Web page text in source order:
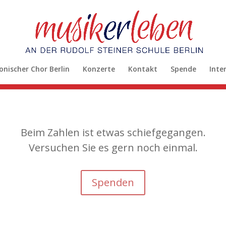
Chor Berlin Konzerte Kontakt Spende
Beim Zahlen ist etwas schiefgegangen.
Versuchen Sie es gern noch einmal.
Spenden